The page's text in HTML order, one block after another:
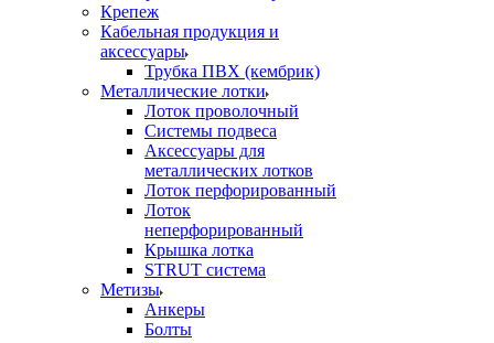
Крепеж
Кабельная продукция и
аксессуары
Трубка ПВХ (кембрик)
Металлические лотки
Лоток проволочный
Системы подвеса
Аксессуары для
металлических лотков
Лоток перфорированный
Лоток
неперфорированный
Крышка лотка
STRUT система
Метизы
Анкеры
Болты